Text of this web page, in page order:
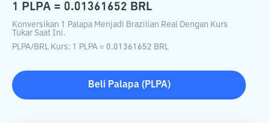
1 PLPA = 0.01361652 BRL
Konversikan 1 Palapa Menjadi Brazilian Real Dengan Kurs
Tukar Saat Ini.
PLPA/BRL Kurs: 1 PLPA = 0.01361652 BRL
Beli Palapa( PLPA)